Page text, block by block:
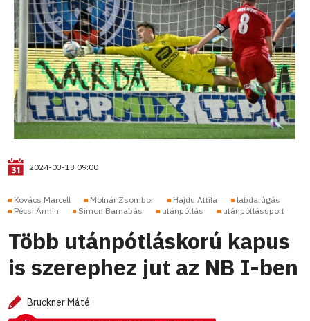
2024-03-13 09:00
Kovács Marcell Molnár Zsombor Hajdu Attila
labdarúgás
Pécsi Ármin
Simon Barnabás utánpótlás utánpótlássport
Több utánpótláskorú kapus
is szerephez jut az NB I-ben
Bruckner Máté